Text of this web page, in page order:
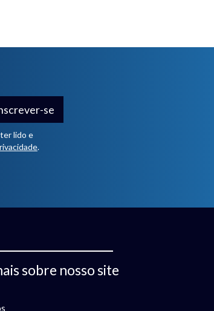
se
lido e
.
sobre nosso site